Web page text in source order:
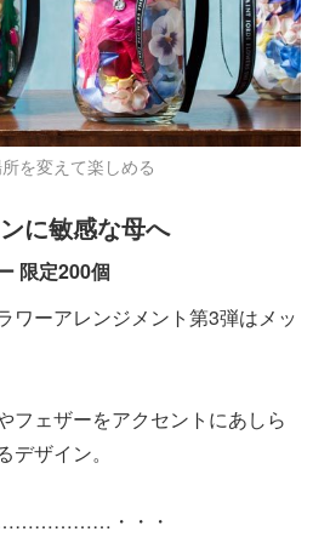
を変えて楽しめる
に敏感な母へ
限定200個
ワーアレンジメント第3弾はメッ
フェザーをアクセントにあしら
ザイン。
・・・